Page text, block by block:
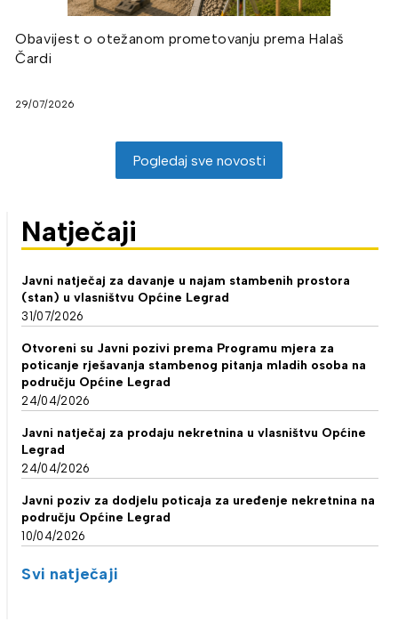
Obavijest o otežanom prometovanju prema Halaš
Čardi
29/07/2026
Pogledaj sve novosti
Natječaji
Javni natječaj za davanje u najam stambenih prostora
(stan) u vlasništvu Općine Legrad
31/07/2026
Otvoreni su Javni pozivi prema Programu mjera za
poticanje rješavanja stambenog pitanja mladih osoba na
području Općine Legrad
24/04/2026
Javni natječaj za prodaju nekretnina u vlasništvu Općine
Legrad
24/04/2026
Javni poziv za dodjelu poticaja za uređenje nekretnina na
području Općine Legrad
10/04/2026
Svi natječaji